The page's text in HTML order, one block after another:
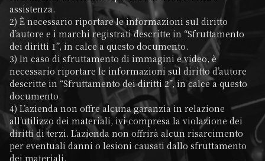
assistenza.
2) È necessario riportare le informazioni sul diritto
d’autore e i marchi registrati descritte in “Sfruttamento
dei diritti 1”, in calce a questo documento.
3) In caso di sfruttamento di immagini e video, è
necessario riportare le informazioni sul diritto d’autore
descritte in “Sfruttamento dei diritti 2”, in calce a questo
documento.
4) L’azienda non offre alcuna garanzia in relazione
all’utilizzo dei materiali, ivi compresa la violazione dei
diritti di terzi. L’azienda non offrirà alcun risarcimento
per eventuali danni o lesioni causati dallo sfruttamento
dei materiali.